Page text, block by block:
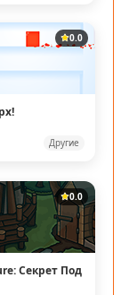
0.0
Другие
0.0
Секрет Под